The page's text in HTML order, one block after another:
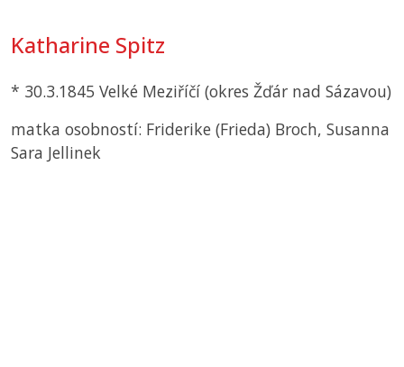
Katharine Spitz
* 30.3.1845 Velké Meziříčí (okres Žďár nad Sázavou)
matka osobností: Friderike (Frieda) Broch, Susanna
Sara Jellinek